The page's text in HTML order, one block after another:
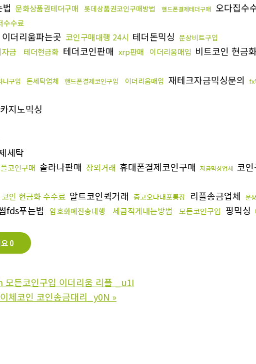
문화상품권테더구매 롯데상품권코인구매방법 핸드폰결제테더구매 오다집수
수수료
이더리움파는곳 코인구매대행 24시 테더돈믹싱 문상비트구입
금 테더현금화 테더코인판매 xrp판매 이더리움매입 비트코인 현금
나구입 돈세탁업체 핸드폰결제코인구입 이더리움매입 재테크자금믹싱문의 fx
카지노믹싱
세탁
코인구매 솔라나판매 장외거래 휴대폰결제코인구매 자금믹싱업체 코
코인 현금화 수수료 알트코인퀵거래 중고오다대포통장 리플송금업체 문
fds푸는법 암호화폐전송대행 세금적게내는방법 모든코인구입 핑믹싱
0
든코인구입 이더리움 리플 _u1I
체코인 코인송금대리_y0N »